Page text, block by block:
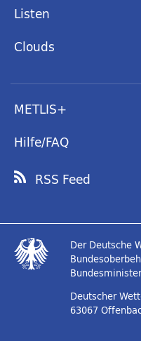
Listen
Clouds
METLIS+
Hilfe/FAQ
RSS Feed
Der Deutsche
Deutscher
63067